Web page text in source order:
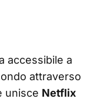
accessibile a
attraverso
unisce Netflix